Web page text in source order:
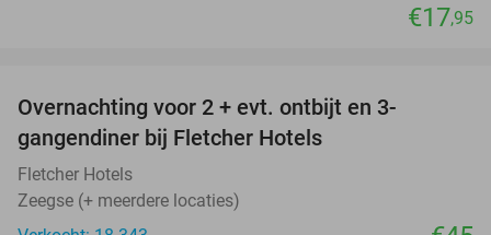
€17,95
Overnachting voor 2 + evt. ontbijt en 3-
gangendiner bij Fletcher Hotels
Fletcher Hotels
Zeegse (+ meerdere locaties)